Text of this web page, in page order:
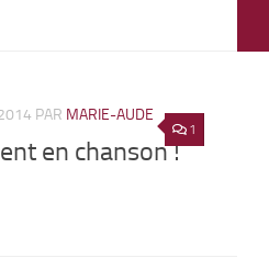
1
PAR MARIE-AUDE
en chanson !